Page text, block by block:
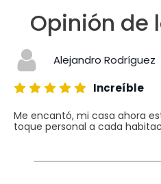
Opinión de
Alejandro Rodríguez
Increíble
Me encantó, mi casa ahora
toque personal a cada